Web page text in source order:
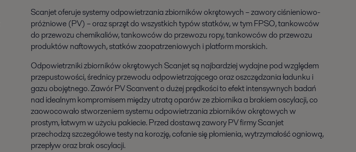
Scanjet oferuje systemy odpowietrzania zbiorników okrętowych – zawory ciśnieniowo-
próżniowe (PV) – oraz sprzęt do wszystkich typów statków, w tym FPSO, tankowców
do przewozu chemikaliów, tankowców do przewozu ropy, tankowców do przewozu
produktów naftowych, statków zaopatrzeniowych i platform morskich.
Odpowietrzniki zbiorników okrętowych Scanjet są najbardziej wydajne pod względem
przepustowości, średnicy przewodu odpowietrzającego oraz oszczędzania ładunku i
gazu obojętnego. Zawór PV Scanvent o dużej prędkości to efekt intensywnych badań
nad idealnym kompromisem między utratą oparów ze zbiornika a brakiem oscylacji, co
zaowocowało stworzeniem systemu odpowietrzania zbiorników okrętowych w
prostym, łatwym w użyciu pakiecie. Przed dostawą zawory PV firmy Scanjet
przechodzą szczegółowe testy na korozję, cofanie się płomienia, wytrzymałość ogniową,
przepływ oraz brak oscylacji.